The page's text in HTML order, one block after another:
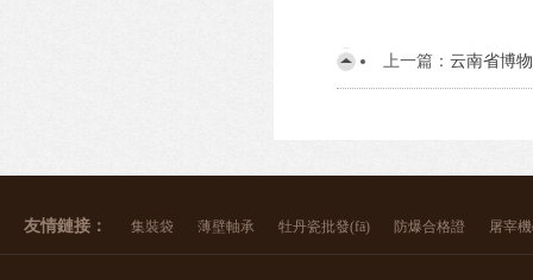
上一篇： 云南省博
友情鏈接： 集裝袋 薄壁軸承 牡丹瓷批發(fā) 防爆合格證 屠宰